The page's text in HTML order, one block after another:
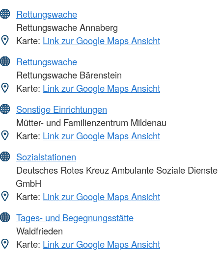
Rettungswache
Rettungswache Annaberg
Karte: Link zur Google Maps Ansicht
Rettungswache
Rettungswache Bärenstein
Karte: Link zur Google Maps Ansicht
Sonstige Einrichtungen
Mütter- und Familienzentrum Mildenau
Karte: Link zur Google Maps Ansicht
Sozialstationen
Deutsches Rotes Kreuz Ambulante Soziale Dienste
GmbH
Karte: Link zur Google Maps Ansicht
Tages- und Begegnungsstätte
Waldfrieden
Karte: Link zur Google Maps Ansicht